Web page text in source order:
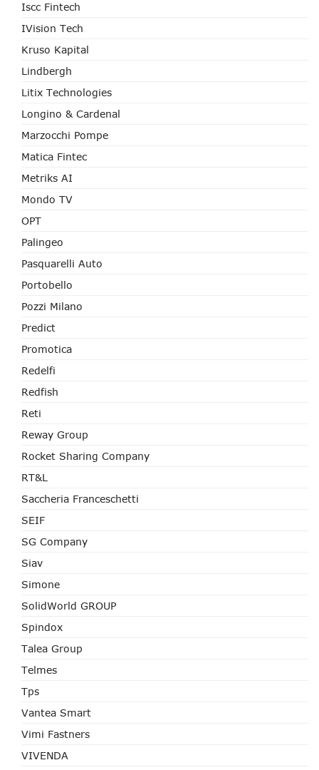
Iscc Fintech
IVision Tech
Kruso Kapital
Lindbergh
Litix Technologies
Longino & Cardenal
Marzocchi Pompe
Matica Fintec
Metriks AI
Mondo TV
OPT
Palingeo
Pasquarelli Auto
Portobello
Pozzi Milano
Predict
Promotica
Redelfi
Redfish
Reti
Reway Group
Rocket Sharing Company
RT&L
Saccheria Franceschetti
SEIF
SG Company
Siav
Simone
SolidWorld GROUP
Spindox
Talea Group
Telmes
Tps
Vantea Smart
Vimi Fastners
VIVENDA